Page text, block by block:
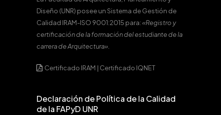
Diseño (UNR) posee un Sistema de Gestión de
Calidad IRAM-ISO 9001:2015 para:«Registro y
certificación de la formación del estudiante de la
carrera de Arquitectura».
Certificado IRAM | Certificado IQNET
Declaración de Política de la Calidad
de la FAPyD UNR